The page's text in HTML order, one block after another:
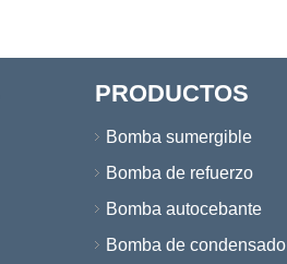
PRODUCTOS
Bomba sumergible
Bomba de refuerzo
Bomba autocebante
Bomba de condensado